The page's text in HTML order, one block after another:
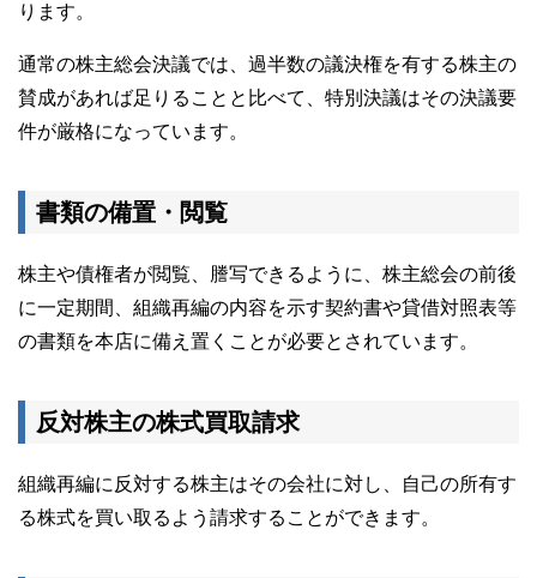
ります。
通常の株主総会決議では、過半数の議決権を有する株主の
賛成があれば足りることと比べて、特別決議はその決議要
件が厳格になっています。
書類の備置・閲覧
株主や債権者が閲覧、謄写できるように、株主総会の前後
に一定期間、組織再編の内容を示す契約書や貸借対照表等
の書類を本店に備え置くことが必要とされています。
反対株主の株式買取請求
組織再編に反対する株主はその会社に対し、自己の所有す
る株式を買い取るよう請求することができます。